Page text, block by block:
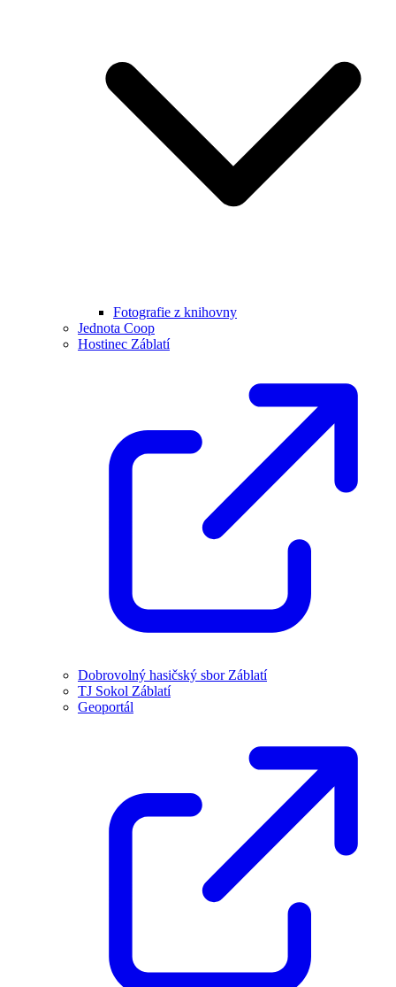
Fotografie z knihovny
Jednota Coop
Hostinec Záblatí
Dobrovolný hasičský sbor Záblatí
TJ Sokol Záblatí
Geoportál